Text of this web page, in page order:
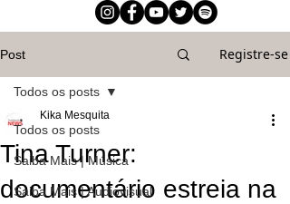
Post Registre-se
Todos os posts
Saiba Mais | Música
Saiba Mais | Audiovisual
Todos os posts
Tina Turner:
documentário estreia na
Kika Mesquita